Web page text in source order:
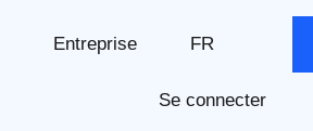
Entreprise FR
Se connecter